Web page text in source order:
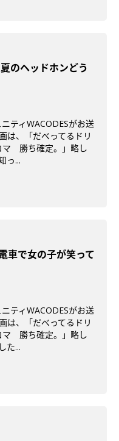
のヘッドホンどう
ティWACODESがお送
は、「だべってるドリ
マ 勝ち確定。」略し
っ...
車で女の子が笑って
ティWACODESがお送
は、「だべってるドリ
マ 勝ち確定。」略し
た...